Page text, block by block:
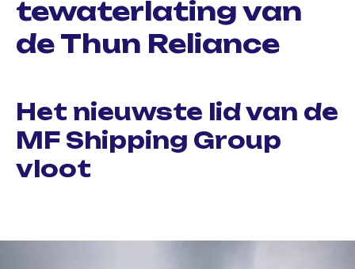
tewaterlating van
de Thun Reliance
Het nieuwste lid van de
MF Shipping Group
vloot